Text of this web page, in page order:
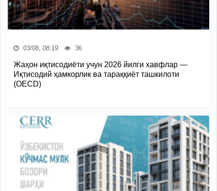
03/08, 08:19 36
Жаҳон иқтисодиёти учун 2026 йилги хавфлар —
Иқтисодий ҳамкорлик ва тараққиёт ташкилоти
(OECD)